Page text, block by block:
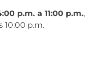
p.m. a 11:00 p.m.,
10:00 p.m.